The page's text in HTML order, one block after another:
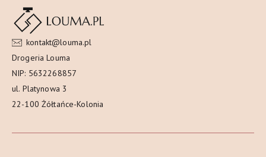
kontakt@louma.pl
Drogeria Louma
NIP: 5632268857
ul. Platynowa 3
22-100 Żółtańce-Kolonia